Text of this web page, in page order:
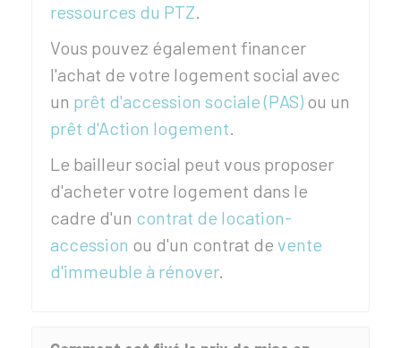
ressources du PTZ.
Vous pouvez également financer
l'achat de votre logement social avec
un prêt d'accession sociale (PAS) ou un
prêt d'Action logement.
Le bailleur social peut vous proposer
d'acheter votre logement dans le
cadre d'un contrat de location-
accession ou d'un contrat de vente
d'immeuble à rénover.